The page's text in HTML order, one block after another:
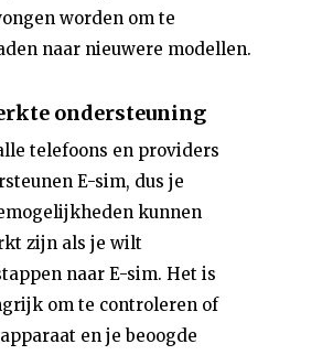
worden om te
naar nieuwere modellen.
ondersteuning
telefoons en providers
E-sim, dus je
kunnen
zijn als je wilt
naar E-sim. Het is
om te controleren of
en je beoogde